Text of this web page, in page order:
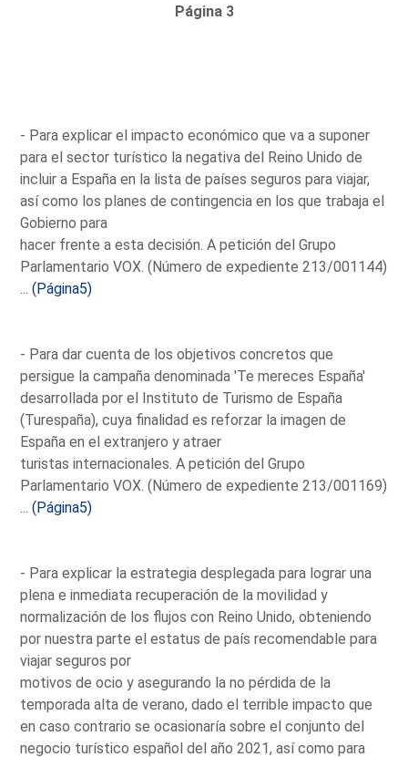
Página 3
- Para explicar el impacto económico que va a suponer
para el sector turístico la negativa del Reino Unido de
incluir a España en la lista de países seguros para viajar,
así como los planes de contingencia en los que trabaja el
Gobierno para
hacer frente a esta decisión. A petición del Grupo
Parlamentario VOX. (Número de expediente 213/001144)
...(Página5)
- Para dar cuenta de los objetivos concretos que
persigue la campaña denominada 'Te mereces España'
desarrollada por el Instituto de Turismo de España
(Turespaña), cuya finalidad es reforzar la imagen de
España en el extranjero y atraer
turistas internacionales. A petición del Grupo
Parlamentario VOX. (Número de expediente 213/001169)
...(Página5)
- Para explicar la estrategia desplegada para lograr una
plena e inmediata recuperación de la movilidad y
normalización de los flujos con Reino Unido, obteniendo
por nuestra parte el estatus de país recomendable para
viajar seguros por
motivos de ocio y asegurando la no pérdida de la
temporada alta de verano, dado el terrible impacto que
en caso contrario se ocasionaría sobre el conjunto del
negocio turístico español del año 2021, así como para